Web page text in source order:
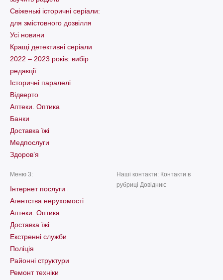
Свіженькі історичні серіали:
для змістовного дозвілля
Усі новини
Кращі детективні серіали
2022 – 2023 років: вибір
редакції
Історичні паралелі
Відверто
Аптеки. Оптика
Банки
Доставка їжі
Медпослуги
Здоров’я
Меню 3:
Інтернет послуги
Агентства нерухомості
Аптеки. Оптика
Доставка їжі
Екстренні служби
Поліція
Районні структури
Ремонт техніки
Наші контакти: Контакти в
рубриці Довідник: